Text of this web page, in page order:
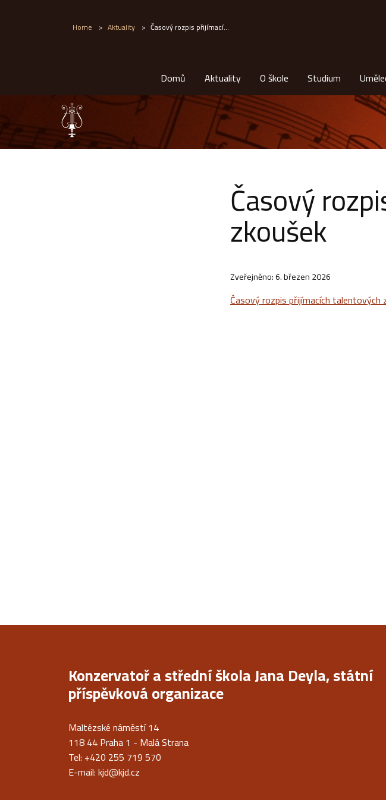
Home > Aktuality > Časový rozpis přijímací...
Domů Aktuality O škole Studium
Časový
zkoušek
Zveřejněno: 6. březen 2026
Časový rozpis přijímacích
Konzervatoř a střední škola Jana Deyla, státní
příspěvková organizace
Maltézské náměstí 14
118 44 Praha 1 - Malá Strana
Tel: +420 255 719 570
E-mail:kjd@kjd.cz